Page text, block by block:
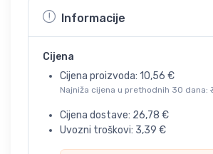
Informacije
Cijena
Cijena proizvoda: 10,56 €
Najniža cijena u prethodnih 30 dana:
Cijena dostave: 26,78 €
Uvozni troškovi: 3,39 €